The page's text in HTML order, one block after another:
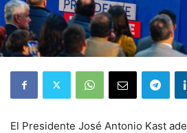
El Presidente José Antonio Kast